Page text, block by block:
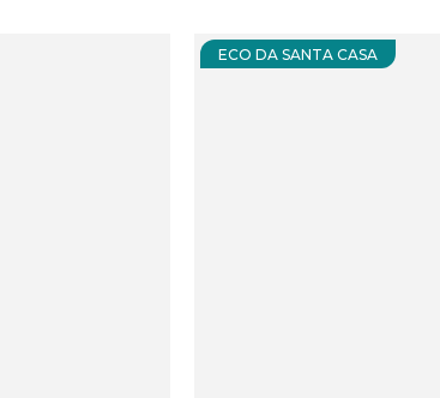
ECO DA SANTA CASA